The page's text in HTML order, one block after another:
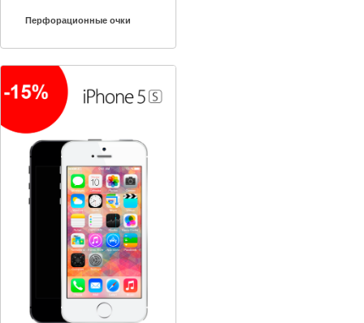
Перфорационные очки